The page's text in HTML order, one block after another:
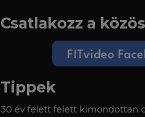
Csatlakozz a
Tippek
30 év felett felett kimondottan